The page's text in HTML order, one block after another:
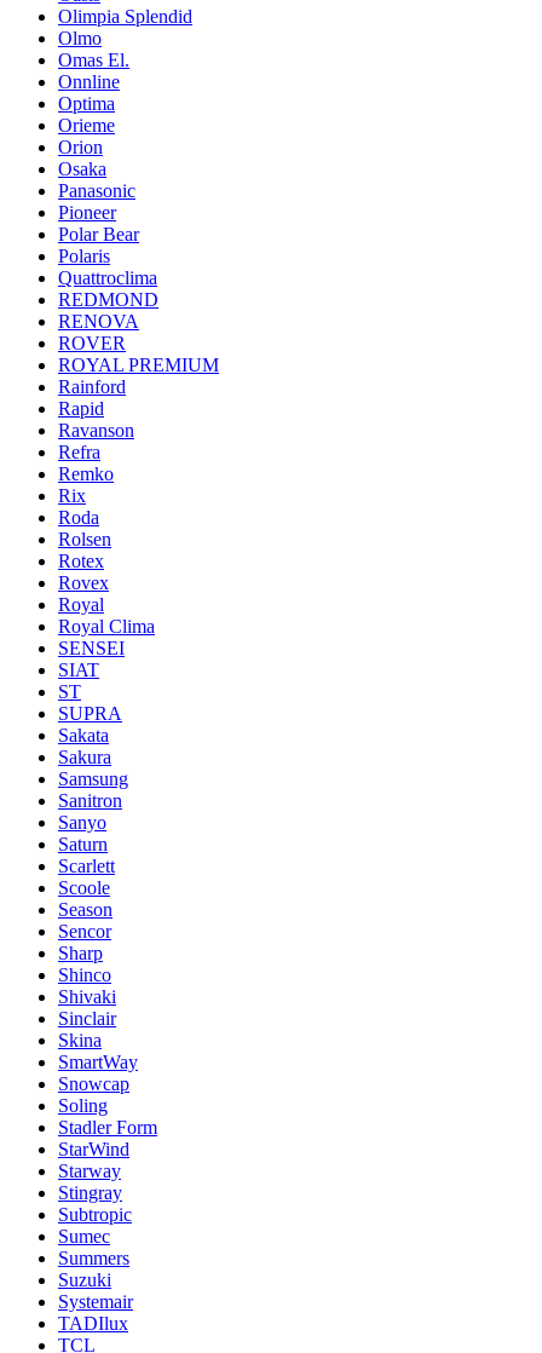
Olimpia Splendid
Olmo
Omas El.
Onnline
Optima
Orieme
Orion
Osaka
Panasonic
Pioneer
Polar Bear
Polaris
Quattroclima
REDMOND
RENOVA
ROVER
ROYAL PREMIUM
Rainford
Rapid
Ravanson
Refra
Remko
Rix
Roda
Rolsen
Rotex
Rovex
Royal
Royal Clima
SENSEI
SIAT
ST
SUPRA
Sakata
Sakura
Samsung
Sanitron
Sanyo
Saturn
Scarlett
Scoole
Season
Sencor
Sharp
Shinco
Shivaki
Sinclair
Skina
SmartWay
Snowcap
Soling
Stadler Form
StarWind
Starway
Stingray
Subtropic
Sumec
Summers
Suzuki
Systemair
TADIlux
TCL